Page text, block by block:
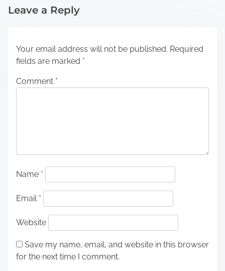
Leave a Reply
Your email address will not be published. Required
fields are marked *
Comment *
Name *
Email *
Website
Save my name, email, and website in this browser
for the next time I comment.